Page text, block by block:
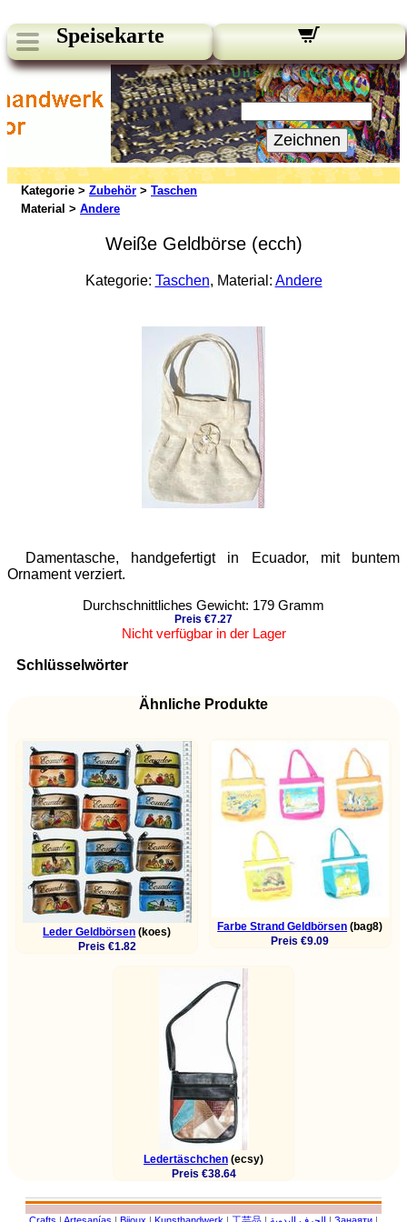
Speisekarte
Unsere Newsletter:
Ihre E-Mail:
Zeichnen
Kategorie > Zubehör > Taschen
Material > Andere
Weiße Geldbörse (ecch)
Kategorie: Taschen, Material: Andere
Damentasche, handgefertigt in Ecuador, mit buntem
Ornament verziert.
Durchschnittliches Gewicht: 179 Gramm
Preis €7.27
Nicht verfügbar in der Lager
Schlüsselwörter
Ähnliche Produkte
Leder Geldbörsen (koes)
Preis €1.82
Farbe Strand Geldbörsen (bag8)
Preis €9.09
Ledertäschchen (ecsy)
Preis €38.64